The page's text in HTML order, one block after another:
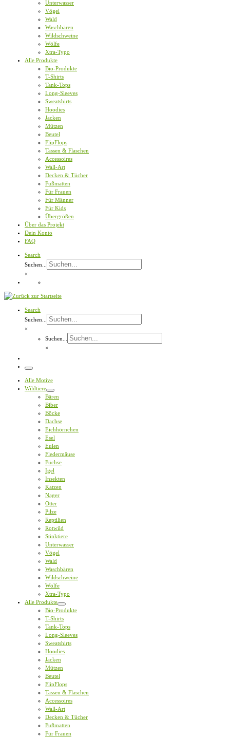
Unterwasser
Vögel
Wald
Waschbären
Wildschweine
Wölfe
Xtra-Typo
Alle Produkte
Bio-Produkte
T-Shirts
Tank-Tops
Long-Sleeves
Sweatshirts
Hoodies
Jacken
Mützen
Beutel
FlipFlops
Tassen & Flaschen
Accessoires
Wall-Art
Decken & Tücher
Fußmatten
Für Frauen
Für Männer
Für Kids
Übergrößen
Über das Projekt
Dein Konto
FAQ
Search
Suchen...
×
Search
Suchen...
×
Suchen...
×
Menü
Alle Motive
Wildtiere
Bären
Biber
Böcke
Dachse
Eichhörnchen
Esel
Eulen
Fledermäuse
Füchse
Igel
Insekten
Katzen
Nager
Otter
Pilze
Reptilien
Rotwild
Stinktiere
Unterwasser
Vögel
Wald
Waschbären
Wildschweine
Wölfe
Xtra-Typo
Alle Produkte
Bio-Produkte
T-Shirts
Tank-Tops
Long-Sleeves
Sweatshirts
Hoodies
Jacken
Mützen
Beutel
FlipFlops
Tassen & Flaschen
Accessoires
Wall-Art
Decken & Tücher
Fußmatten
Für Frauen